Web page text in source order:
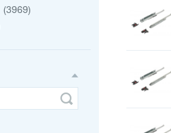
(3969)